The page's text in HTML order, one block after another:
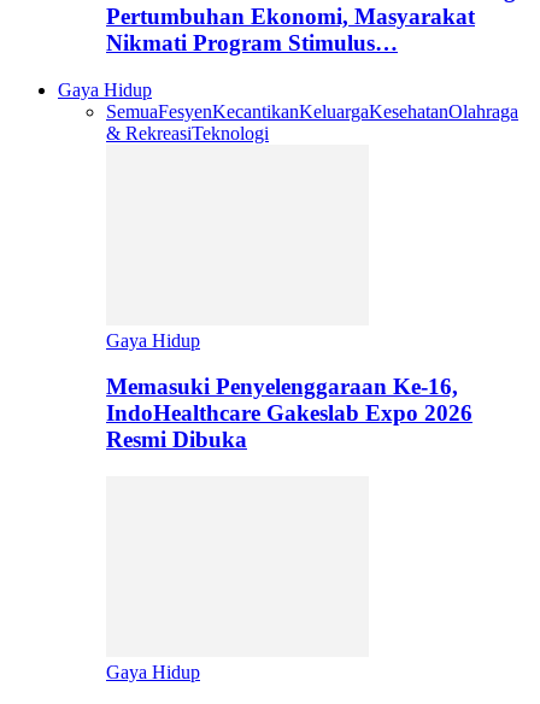
Pertumbuhan Ekonomi, Masyarakat
Nikmati Program Stimulus…
Gaya Hidup
SemuaFesyenKecantikanKeluargaKesehatanOlahraga
& RekreasiTeknologi
Gaya Hidup
Memasuki Penyelenggaraan Ke-16,
IndoHealthcare Gakeslab Expo 2026
Resmi Dibuka
Gaya Hidup